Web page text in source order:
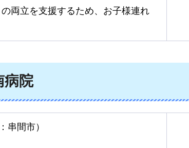
両立を支援するため、お子様連れ
病院
串間市）